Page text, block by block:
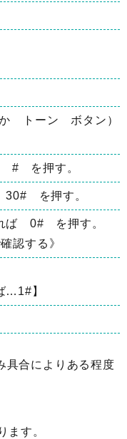
トーン ボタン）
# を押す。
30# を押す。
ば 0# を押す。
認する》
…1#】
具合によりある程度
ます。